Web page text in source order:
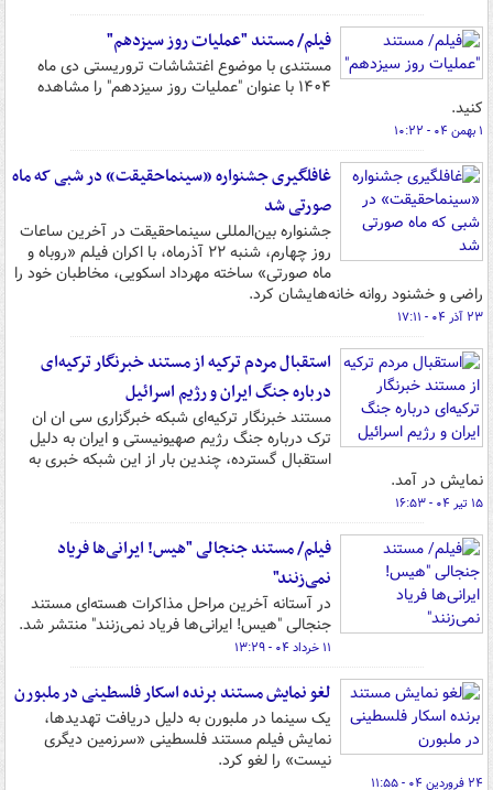
فیلم/ مستند "عملیات روز سیزدهم"
مستندی با موضوع اغتشاشات تروریستی دی ماه
۱۴۰۴ با عنوان "عملیات روز سیزدهم" را مشاهده
کنید.
۱ بهمن ۰۴ - ۱۰:۲۲
غافلگیری جشنواره «سینماحقیقت» در شبی که ماه
صورتی شد
جشنواره بین‌المللی سینماحقیقت در آخرین ساعات
روز چهارم، شنبه ۲۲ آذرماه، با اکران فیلم «روباه و
ماه صورتی» ساخته مهرداد اسکویی، مخاطبان خود را
راضی و خشنود روانه خانه‌هایشان کرد.
۲۳ آذر ۰۴ - ۱۷:۱۱
استقبال مردم ترکیه از مستند خبرنگار ترکیه‌ای
درباره جنگ ایران و رژیم اسرائیل
مستند خبرنگار ترکیه‌ای شبکه خبرگزاری سی ان ان
ترک درباره جنگ رژیم صهیونیستی و ایران به دلیل
استقبال گسترده، چندین بار از این شبکه خبری به
نمایش در آمد.
۱۵ تیر ۰۴ - ۱۶:۵۳
فیلم/ مستند جنجالی "هیس! ایرانی‌ها فریاد
نمی‌زنند"
در آستانه آخرین مراحل مذاکرات هسته‌ای مستند
جنجالی "هیس! ایرانی‌ها فریاد نمی‌زنند" منتشر شد.
۱۱ خرداد ۰۴ - ۱۳:۲۹
لغو نمایش مستند برنده اسکار فلسطینی در ملبورن
یک سینما در ملبورن به دلیل دریافت تهدیدها،
نمایش فیلم مستند فلسطینی «سرزمین دیگری
نیست» را لغو کرد.
۲۴ فروردین ۰۴ - ۱۱:۵۵